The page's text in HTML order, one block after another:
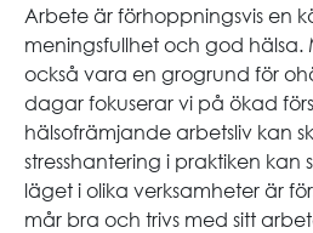
Arbete är förhoppningsvis en
meningsfullhet och god hälsa.
också vara en grogrund för
dagar fokuserar vi på ökad
hälsofrämjande arbetsliv kan
stresshantering i praktiken kan
läget i olika verksamheter är
mår bra och trivs med sitt